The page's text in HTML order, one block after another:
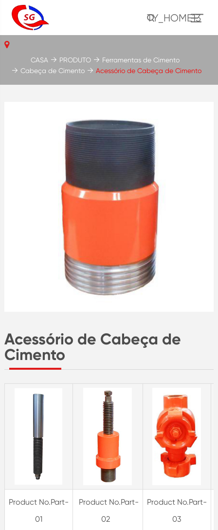
TY_HOME13
Acessório de Cabeça de
Cimento
Product No.Part-
01
Product No.Part-
02
Product No.Part-
03
CASA PRODUTO
Ferramentas de Cimento
Cabeça de Cimento
Acessório de Cabeça de Cimento